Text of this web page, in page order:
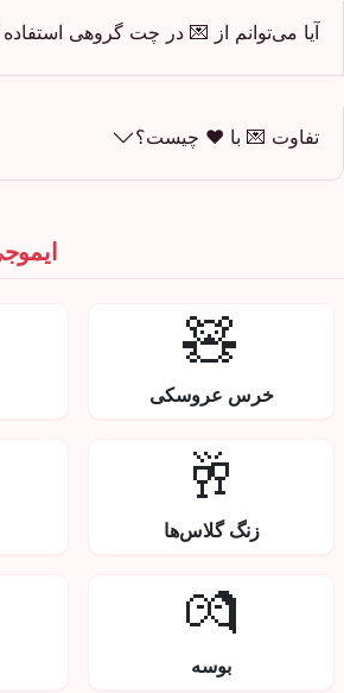
آیا می‌توانم از 💌 در چت گروهی
تفاوت 💌 با ❤️ چیست؟
🧸
خرس عروسکی
🥂
زنگ گلاس‌ها
💏
بوسه